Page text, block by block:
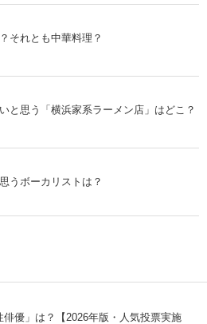
それとも中華料理？
と思う「横浜家系ラーメン店」はどこ？
うボーカリストは？
優」は？【2026年版・人気投票実施